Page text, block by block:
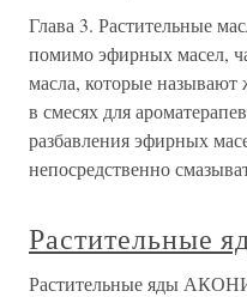
Глава 3. Растительные
помимо эфирных масел,
масла, которые
в смесях для
разбавления эфирных
непосредственно
Растительные
Растительные яды